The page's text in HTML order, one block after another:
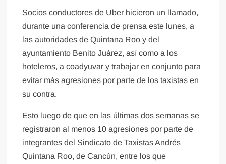
Socios conductores de Uber hicieron un llamado,
durante una conferencia de prensa este lunes, a
las autoridades de Quintana Roo y del
ayuntamiento Benito Juárez, así como a los
hoteleros, a coadyuvar y trabajar en conjunto para
evitar más agresiones por parte de los taxistas en
su contra.
Esto luego de que en las últimas dos semanas se
registraron al menos 10 agresiones por parte de
integrantes del Sindicato de Taxistas Andrés
Quintana Roo, de Cancún, entre los que